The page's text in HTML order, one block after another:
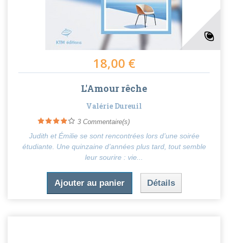
18,00 €
L'Amour rêche
Valérie Dureuil
3 Commentaire(s)
Judith et Émilie se sont rencontrées lors d’une soirée
étudiante. Une quinzaine d’années plus tard, tout semble
leur sourire : vie...
Ajouter au panier Détails